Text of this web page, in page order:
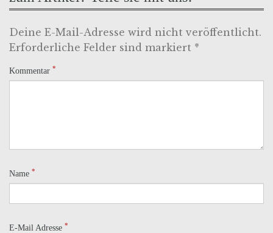
Deine E-Mail-Adresse wird nicht veröffentlicht.
Erforderliche Felder sind markiert *
Kommentar *
Name *
E-Mail Adresse *